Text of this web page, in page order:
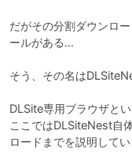
だがその分割ダウンロ
ールがある…
そう、その名は
DLSite専用ブラウザと
ここではDLSiteNest自